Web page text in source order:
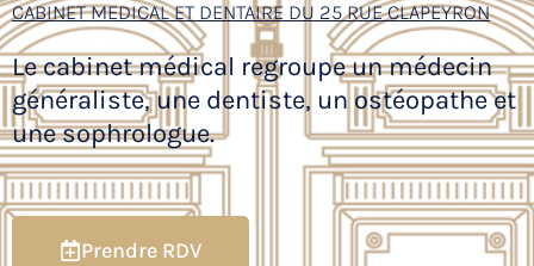
CABINET MEDICAL ET DENTAIRE DU 25 RUE CLAPEYRON
Le cabinet médical regroupe un médecin
généraliste, une dentiste, un ostéopathe et
une sophrologue.
Prendre RDV